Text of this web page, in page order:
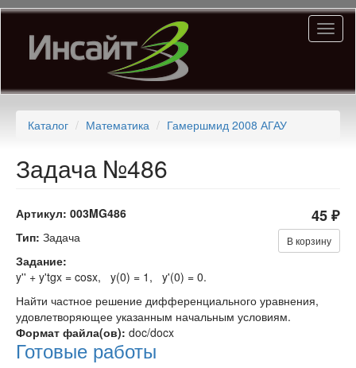
Перейти
основному
содержанию
Каталог Математика Гамершмид 2008 АГАУ
Задача №486
Артикул: 003MG486 45 ₽
В корзину
Тип: Задача
Задание:
y'' + y'tgx = cosx, y(0) = 1, y'(0) = 0.
Найти частное решение дифференциального уравнения,
удовлетворяющее указанным начальным условиям.
Формат файла(ов): doc/docx
Готовые работы